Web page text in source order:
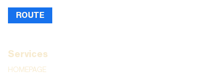
ROUTE
Services
HOMEPAGE